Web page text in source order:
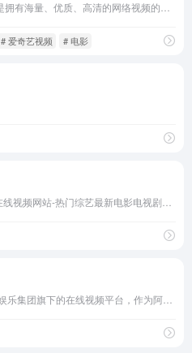
# 爱奇艺视频 # 电影